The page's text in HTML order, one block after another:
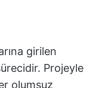
girilen
Projeyle
olumsuz